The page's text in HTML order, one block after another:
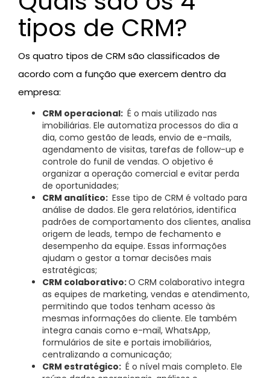
tipos de CRM?
Os quatro tipos de CRM são classificados de
acordo com a função que exercem dentro da
empresa:
CRM operacional: É o mais utilizado nas
imobiliárias. Ele automatiza processos do dia a
dia, como gestão de leads, envio de e-mails,
agendamento de visitas, tarefas de follow-up e
controle do funil de vendas. O objetivo é
organizar a operação comercial e evitar perda
de oportunidades;
CRM analítico: Esse tipo de CRM é voltado para
análise de dados. Ele gera relatórios, identifica
padrões de comportamento dos clientes, analisa
origem de leads, tempo de fechamento e
desempenho da equipe. Essas informações
ajudam o gestor a tomar decisões mais
estratégicas;
CRM colaborativo:O CRM colaborativo integra
as equipes de marketing, vendas e atendimento,
permitindo que todos tenham acesso às
mesmas informações do cliente. Ele também
integra canais como e-mail, WhatsApp,
formulários de site e portais imobiliários,
centralizando a comunicação;
CRM estratégico: É o nível mais completo. Ele